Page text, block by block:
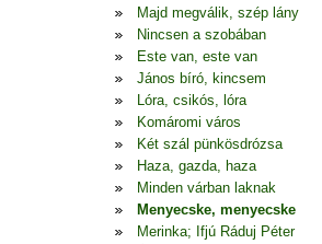
Majd megválik, szép lány
Nincsen a szobában
Este van, este van
János bíró, kincsem
Lóra, csikós, lóra
Komáromi város
Két szál pünkösdrózsa
Haza, gazda, haza
Minden várban laknak
Menyecske, menyecske
Merinka; Ifjú Ráduj Péter